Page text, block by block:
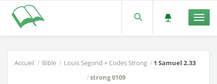
Accueil / Bible / Louis Segond + Codes Strong / 1 Samuel 2.33
/strong 0109